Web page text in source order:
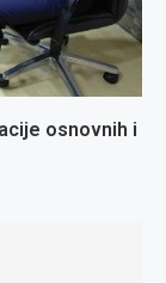
osnovnih i